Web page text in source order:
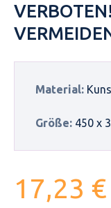
Material:
Größe: 450 x
17,23 €